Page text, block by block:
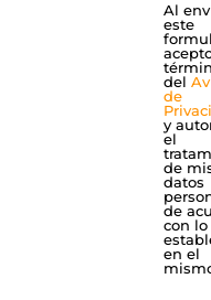
Al
este
del
de
y
el
de
datos
de
con lo
en el